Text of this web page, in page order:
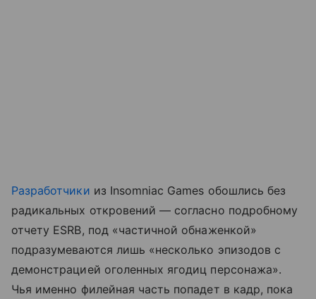
Разработчики из Insomniac Games обошлись без
радикальных откровений — согласно подробному
отчету ESRB, под «частичной обнаженкой»
подразумеваются лишь «несколько эпизодов с
демонстрацией оголенных ягодиц персонажа».
Чья именно филейная часть попадет в кадр, пока